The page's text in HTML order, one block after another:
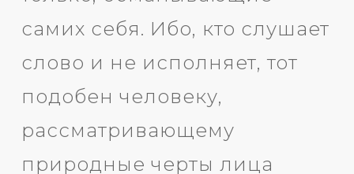
самих себя. Ибо, кто слушает
слово и не исполняет, тот
подобен человеку,
рассматривающему
природные черты лица